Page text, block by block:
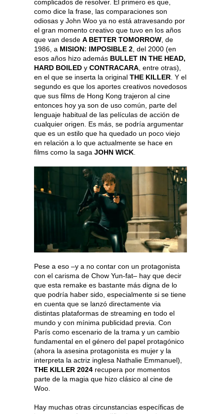
complicados de resolver. El primero es que,
como dice la frase, las comparaciones son
odiosas y John Woo ya no está atravesando por
el gran momento creativo que tuvo en los años
que van desde A BETTER TOMORROW , de
1986, a MISION: IMPOSIBLE 2 , del 2000 (en
esos años hizo además BULLET IN THE HEAD,
HARD BOILED y CONTRACARA , entre otras),
en el que se inserta la original THE KILLER . Y el
segundo es que los aportes creativos novedosos
que sus films de Hong Kong trajeron al cine
entonces hoy ya son de uso común, parte del
lenguaje habitual de las películas de acción de
cualquier origen. Es más, se podría argumentar
que es un estilo que ha quedado un poco viejo
en relación a lo que actualmente se hace en
films como la saga JOHN WICK
Pese a eso –y a no contar con un protagonista
con el carisma de Chow Yun-fat– hay que decir
que esta remake es bastante más digna de lo
que podría haber sido, especialmente si se tiene
en cuenta que se lanzó directamente via
distintas plataformas de streaming en todo el
mundo y con mínima publicidad previa. Con
París como escenario de la trama y un cambio
fundamental en el género del papel protagónico
(ahora la asesina protagonista es mujer y la
interpreta la actriz inglesa Nathalie Emmanuel),
THE KILLER 2024 recupera por momentos
parte de la magia que hizo clásico al cine de
Woo.
Hay muchas otras circunstancias específicas de